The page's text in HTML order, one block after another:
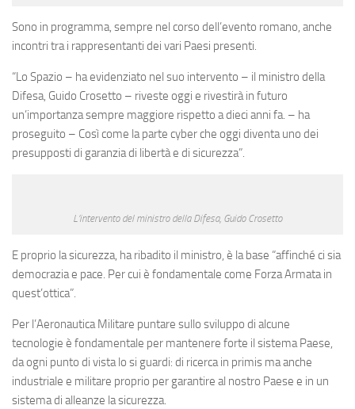
Sono in programma, sempre nel corso dell’evento romano, anche
incontri tra i rappresentanti dei vari Paesi presenti.
“Lo Spazio – ha evidenziato nel suo intervento – il ministro della
Difesa, Guido Crosetto – riveste oggi e rivestirà in futuro
un’importanza sempre maggiore rispetto a dieci anni fa. – ha
proseguito – Così come la parte cyber che oggi diventa uno dei
presupposti di garanzia di libertà e di sicurezza”.
L’intervento del ministro della Difesa, Guido Crosetto
E proprio la sicurezza, ha ribadito il ministro, è la base “affinché ci sia
democrazia e pace. Per cui è fondamentale come Forza Armata in
quest’ottica”.
Per l’Aeronautica Militare puntare sullo sviluppo di alcune
tecnologie è fondamentale per mantenere forte il sistema Paese,
da ogni punto di vista lo si guardi: di ricerca in primis ma anche
industriale e militare proprio per garantire al nostro Paese e in un
sistema di alleanze la sicurezza.